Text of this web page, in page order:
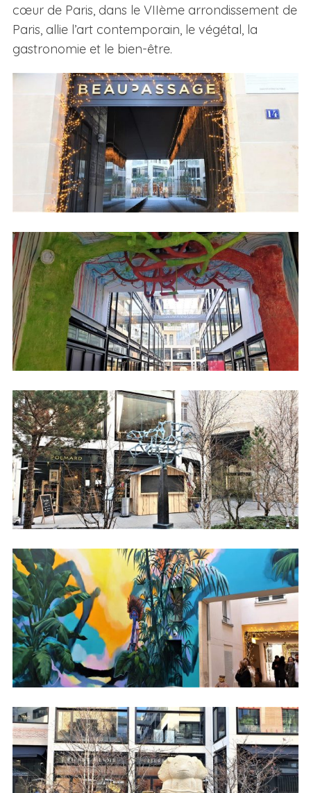
cœur de Paris, dans le VIIème arrondissement de
Paris, allie l’art contemporain, le végétal, la
gastronomie et le bien-être.